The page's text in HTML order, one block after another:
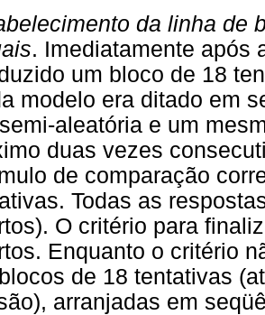
da linha de
. Imediatamente após
um bloco de 18
modelo era ditado em
aleatória e um
duas vezes
de comparação
Todas as
O critério para
Enquanto o critério
de 18 tentativas
arranjadas em